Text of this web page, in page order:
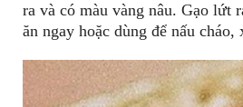
ra và có màu vàng nâu. Gạo lứt
ăn ngay hoặc dùng để nấu